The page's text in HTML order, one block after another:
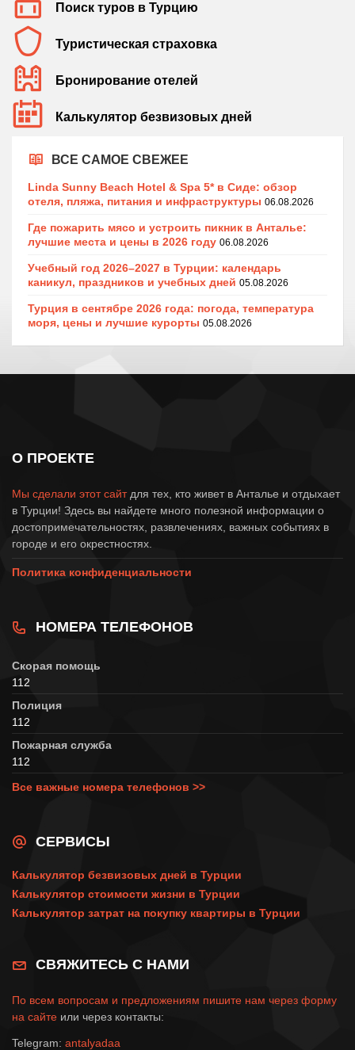
Поиск туров в Турцию
Туристическая страховка
Бронирование отелей
Калькулятор безвизовых дней
ВСЕ САМОЕ СВЕЖЕЕ
Linda Sunny Beach Hotel & Spa 5* в Сиде: обзор
отеля, пляжа, питания и инфраструктуры 06.08.2026
Где пожарить мясо и устроить пикник в Анталье:
лучшие места и цены в 2026 году 06.08.2026
Учебный год 2026–2027 в Турции: календарь
каникул, праздников и учебных дней 05.08.2026
Турция в сентябре 2026 года: погода, температура
моря, цены и лучшие курорты 05.08.2026
О ПРОЕКТЕ
Мы сделали этот сайтдля тех, кто живет в Анталье и отдыхает
в Турции! Здесь вы найдете много полезной информации о
достопримечательностях, развлечениях, важных событиях в
городе и его окрестностях.
Политика конфиденциальности
НОМЕРА ТЕЛЕФОНОВ
Скорая помощь
112
Полиция
112
Пожарная служба
112
Все важные номера телефонов >>
СЕРВИСЫ
Калькулятор безвизовых дней в Турции
Калькулятор стоимости жизни в Турции
Калькулятор затрат на покупку квартиры в Турции
СВЯЖИТЕСЬ С НАМИ
По всем вопросам и предложениям пишите нам через форму
на сайте или через контакты:
Telegram: antalyadaa